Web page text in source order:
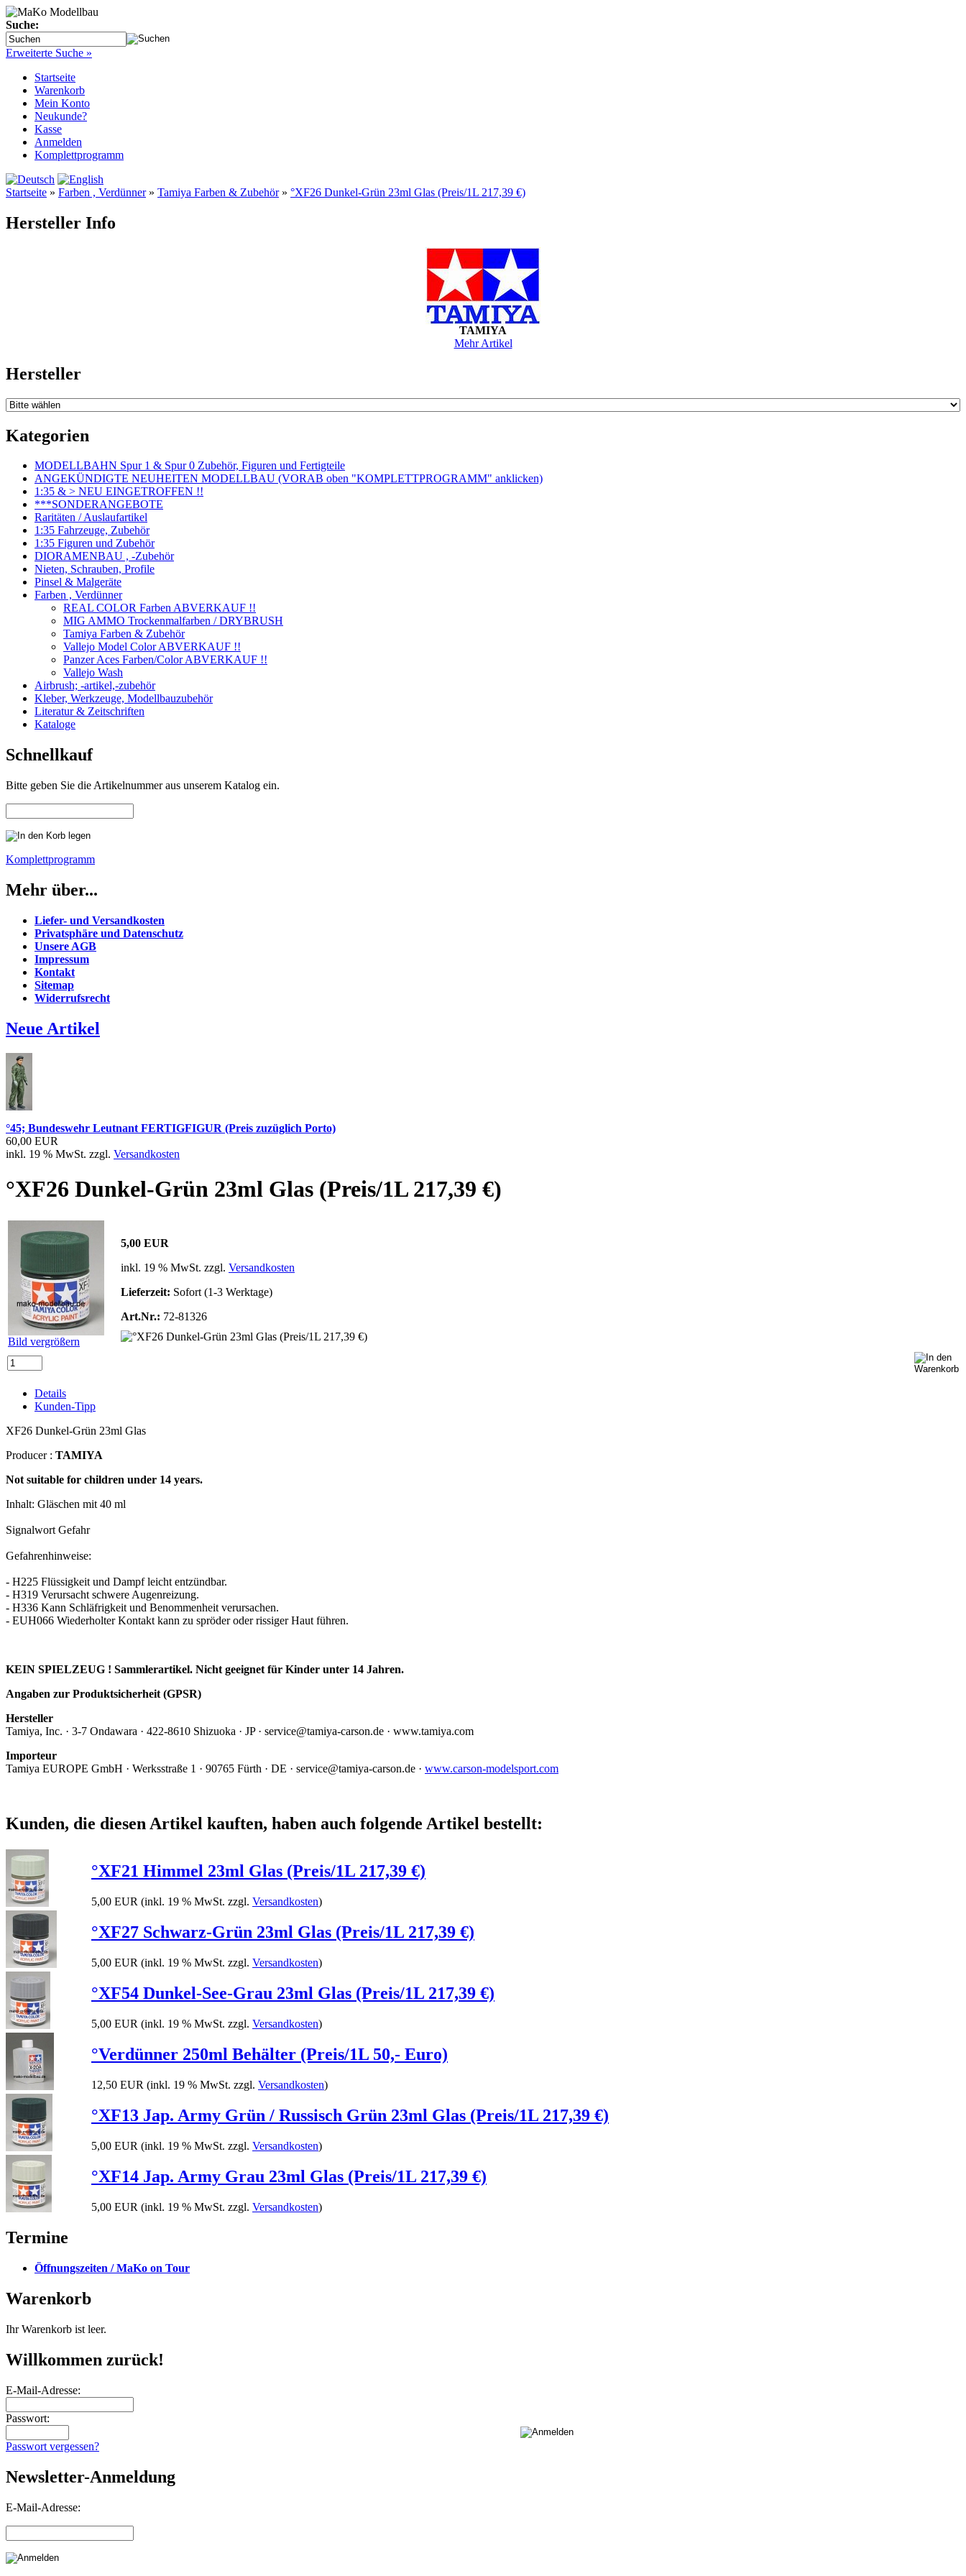
Suche:
Erweiterte Suche »
Startseite
Warenkorb
Mein Konto
Neukunde?
Kasse
Anmelden
Komplettprogramm
Startseite » Farben , Verdünner» Tamiya Farben & Zubehör» °XF26 Dunkel-Grün 23ml Glas (Preis/1L 217,39 €)
Hersteller Info
TAMIYA
Mehr Artikel
Hersteller
Kategorien
MODELLBAHN Spur 1 & Spur 0 Zubehör, Figuren und Fertigteile
ANGEKÜNDIGTE NEUHEITEN MODELLBAU (VORAB oben "KOMPLETTPROGRAMM" anklicken)
1:35 & > NEU EINGETROFFEN !!
***SONDERANGEBOTE
Raritäten / Auslaufartikel
1:35 Fahrzeuge, Zubehör
1:35 Figuren und Zubehör
DIORAMENBAU , -Zubehör
Nieten, Schrauben, Profile
Pinsel & Malgeräte
Farben , Verdünner
REAL COLOR Farben ABVERKAUF !!
MIG AMMO Trockenmalfarben / DRYBRUSH
Tamiya Farben & Zubehör
Vallejo Model Color ABVERKAUF !!
Panzer Aces Farben/Color ABVERKAUF !!
Vallejo Wash
Airbrush; -artikel,-zubehör
Kleber, Werkzeuge, Modellbauzubehör
Literatur & Zeitschriften
Kataloge
Schnellkauf
Bitte geben Sie die Artikelnummer aus unserem Katalog ein.
Komplettprogramm
Mehr über...
Liefer- und Versandkosten
Privatsphäre und Datenschutz
Unsere AGB
Impressum
Kontakt
Sitemap
Widerrufsrecht
Neue Artikel
°45; Bundeswehr Leutnant FERTIGFIGUR (Preis zuzüglich Porto)
60,00 EUR
inkl. 19 % MwSt. zzgl. Versandkosten
°XF26 Dunkel-Grün 23ml Glas (Preis/1L 217,39 €)
Bild vergrößern
5,00 EUR
inkl. 19 % MwSt. zzgl. Versandkosten
Lieferzeit: Sofort (1-3 Werktage)
Art.Nr.: 72-81326
Details
Kunden-Tipp
XF26 Dunkel-Grün 23ml Glas
Producer : TAMIYA
Not suitable for children under 14 years.
Inhalt: Gläschen mit 40 ml
Signalwort Gefahr
Gefahrenhinweise:
- H225 Flüssigkeit und Dampf leicht entzündbar.
- H319 Verursacht schwere Augenreizung.
- H336 Kann Schläfrigkeit und Benommenheit verursachen.
- EUH066 Wiederholter Kontakt kann zu spröder oder rissiger Haut führen.
KEIN SPIELZEUG ! Sammlerartikel. Nicht geeignet für Kinder unter 14 Jahren.
Angaben zur Produktsicherheit (GPSR)
Hersteller
Tamiya, Inc. · 3-7 Ondawara · 422-8610 Shizuoka · JP · service@tamiya-carson.de · www.tamiya.com
Importeur
Tamiya EUROPE GmbH · Werksstraße 1 · 90765 Fürth · DE · service@tamiya-carson.de · www.carson-modelsport.com
Kunden, die diesen Artikel kauften, haben auch folgende Artikel bestellt:
°XF21 Himmel 23ml Glas (Preis/1L 217,39 €)
5,00 EUR (inkl. 19 % MwSt. zzgl. Versandkosten)
°XF27 Schwarz-Grün 23ml Glas (Preis/1L 217,39 €)
5,00 EUR (inkl. 19 % MwSt. zzgl. Versandkosten)
°XF54 Dunkel-See-Grau 23ml Glas (Preis/1L 217,39 €)
5,00 EUR (inkl. 19 % MwSt. zzgl. Versandkosten)
°Verdünner 250ml Behälter (Preis/1L 50,- Euro)
12,50 EUR (inkl. 19 % MwSt. zzgl. Versandkosten)
°XF13 Jap. Army Grün / Russisch Grün 23ml Glas (Preis/1L 217,39 €)
5,00 EUR (inkl. 19 % MwSt. zzgl. Versandkosten)
°XF14 Jap. Army Grau 23ml Glas (Preis/1L 217,39 €)
5,00 EUR (inkl. 19 % MwSt. zzgl. Versandkosten)
Termine
Öffnungszeiten / MaKo on Tour
Warenkorb
Ihr Warenkorb ist leer.
Willkommen zurück!
E-Mail-Adresse:
Passwort:
Passwort vergessen?
Newsletter-Anmeldung
E-Mail-Adresse: